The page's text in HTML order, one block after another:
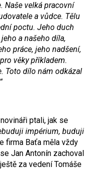
Naše velká pracovní
a vůdce. Tělu
poctu. Jeho duch
a našeho díla,
práce, jeho nadšení,
věky příkladem.
Toto dílo nám odkázal
ptali, jak se
impérium, buduji
firma Baťa měla vždy
Jan Antonín zachoval
za vedení Tomáše